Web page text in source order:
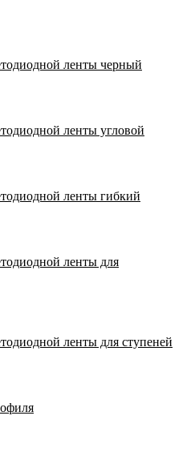
ленты черный
ленты угловой
ленты гибкий
ленты для
ленты для ступеней